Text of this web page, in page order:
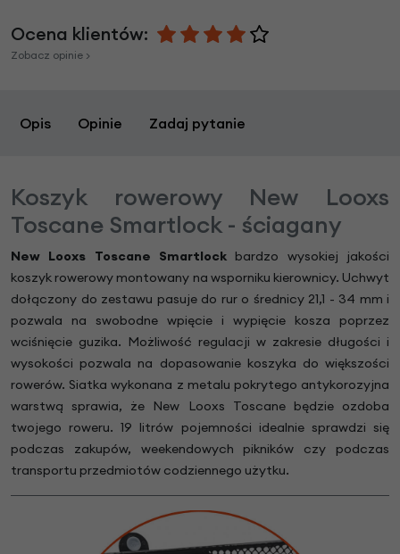
Ocena klientów:
Zobacz opinie >
Opis Opinie Zadaj pytanie
Koszyk rowerowy New Looxs
Toscane Smartlock - ściagany
New Looxs Toscane Smartlock bardzo wysokiej jakości
koszyk rowerowy montowany na wsporniku kierownicy. Uchwyt
dołączony do zestawu pasuje do rur o średnicy 21,1 - 34 mm i
pozwala na swobodne wpięcie i wypięcie kosza poprzez
wciśnięcie guzika. Możliwość regulacji w zakresie długości i
wysokości pozwala na dopasowanie koszyka do większości
rowerów. Siatka wykonana z metalu pokrytego antykorozyjna
warstwą sprawia, że New Looxs Toscane będzie ozdoba
twojego roweru. 19 litrów pojemności idealnie sprawdzi się
podczas zakupów, weekendowych pikników czy podczas
transportu przedmiotów codziennego użytku.